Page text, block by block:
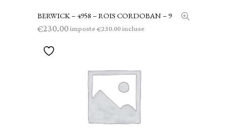
LEGGI TUTTO
BERWICK – 4958 – ROIS CORDOBAN – 9
€230.00imposte€230.00incluse